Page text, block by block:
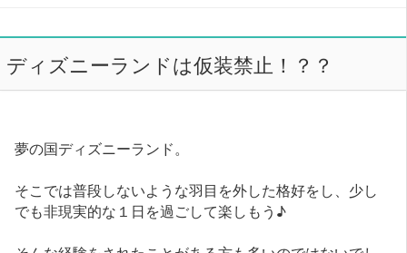
ディズニーランドは仮装禁止！？？
夢の国ディズニーランド。
そこでは普段しないような羽目を外した格好をし、少し
でも非現実的な１日を過ごして楽しもう♪